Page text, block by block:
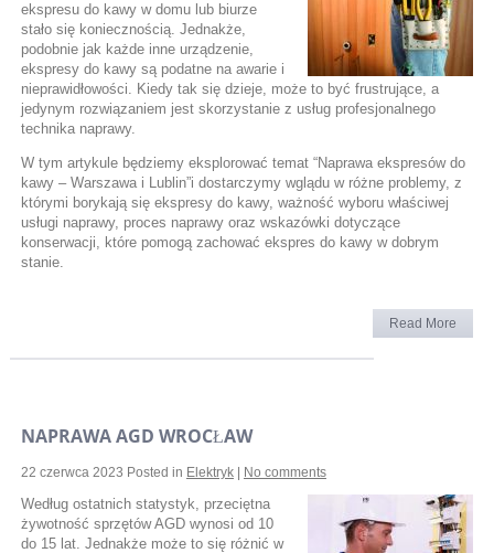
ekspresu do kawy w domu lub biurze
stało się koniecznością. Jednakże,
podobnie jak każde inne urządzenie,
ekspresy do kawy są podatne na awarie i
nieprawidłowości. Kiedy tak się dzieje, może to być frustrujące, a
jedynym rozwiązaniem jest skorzystanie z usług profesjonalnego
technika naprawy.
W tym artykule będziemy eksplorować temat “Naprawa ekspresów do
kawy – Warszawa i Lublin”i dostarczymy wglądu w różne problemy, z
którymi borykają się ekspresy do kawy, ważność wyboru właściwej
usługi naprawy, proces naprawy oraz wskazówki dotyczące
konserwacji, które pomogą zachować ekspres do kawy w dobrym
stanie.
Read More
NAPRAWA AGD WROCŁAW
22 czerwca 2023 Posted in Elektryk| No comments
Według ostatnich statystyk, przeciętna
żywotność sprzętów AGD wynosi od 10
do 15 lat. Jednakże może to się różnić w